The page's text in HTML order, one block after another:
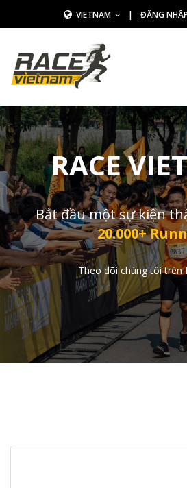
VIETNAM | ĐĂNG NHẬP
RACE
Bắt đầu một sự kiện
20.000+
Theo dõi chúng tôi trên